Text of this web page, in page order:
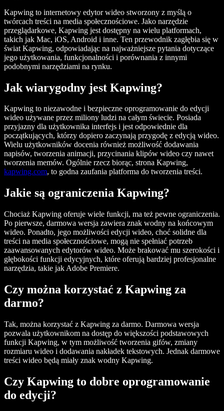
Kapwing to internetowy edytor wideo stworzony z myślą o
twórcach treści na media społecznościowe. Jako narzędzie
przeglądarkowe, Kapwing jest dostępny na wielu platformach,
takich jak Mac, iOS, Android i inne. Ten przewodnik zagłębia się w
świat Kapwing, odpowiadając na najważniejsze pytania dotyczące
jego użytkowania, funkcjonalności i porównania z innymi
podobnymi narzędziami na rynku.
Jak wiarygodny jest Kapwing?
Kapwing to niezawodne i bezpieczne oprogramowanie do edycji
wideo używane przez miliony ludzi na całym świecie. Posiada
przyjazny dla użytkownika interfejs i jest odpowiednie dla
początkujących, którzy dopiero zaczynają przygodę z edycją wideo.
Wielu użytkowników docenia również możliwość dodawania
napisów, tworzenia animacji, przycinania klipów wideo czy nawet
tworzenia memów. Ogólnie rzecz biorąc, strona Kapwing,
kapwing.com, to godna zaufania platforma do tworzenia treści.
Jakie są ograniczenia Kapwing?
Chociaż Kapwing oferuje wiele funkcji, ma też pewne ograniczenia.
Po pierwsze, darmowa wersja zawiera znak wodny na końcowym
wideo. Ponadto, jego możliwości edycji wideo, choć solidne dla
treści na media społecznościowe, mogą nie spełniać potrzeb
zaawansowanych edytorów wideo. Może brakować mu szerokości i
głębokości funkcji edycyjnych, które oferują bardziej profesjonalne
narzędzia, takie jak Adobe Premiere.
Czy można korzystać z Kapwing za
darmo?
Tak, można korzystać z Kapwing za darmo. Darmowa wersja
pozwala użytkownikom na dostęp do większości podstawowych
funkcji Kapwing, w tym możliwość tworzenia gifów, zmiany
rozmiaru wideo i dodawania nakładek tekstowych. Jednak darmowe
treści wideo będą miały znak wodny Kapwing.
Czy Kapwing to dobre oprogramowanie
do edycji?